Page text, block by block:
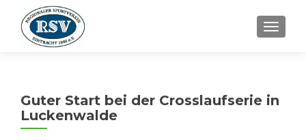
Guter Start bei der Crosslaufserie in
Luckenwalde